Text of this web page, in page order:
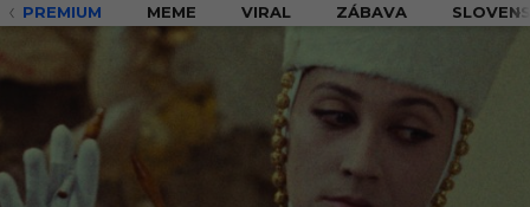
PREMIUM MEME VIRAL ZÁBAVA